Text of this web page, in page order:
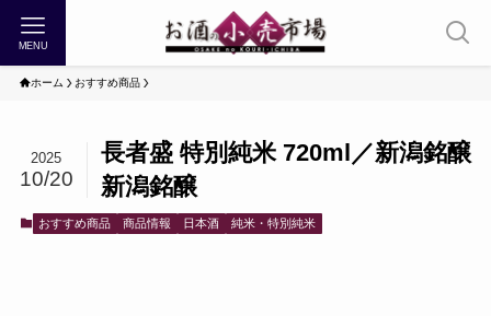
MENU
ホーム おすすめ商品
長者盛 特別純米 720ml／新潟銘醸
新潟銘醸
2025
10/20
おすすめ商品 商品情報 日本酒 純米・特別純米